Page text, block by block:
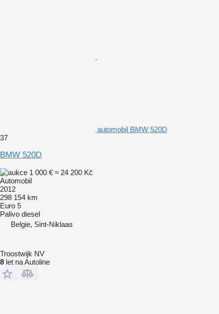
automobil BMW 520D
37
BMW 520D
1 000 € ≈ 24 200 Kč
Automobil
2012
298 154 km
Euro 5
Palivo diesel
Belgie, Sint-Niklaas
Troostwijk NV
8 let na Autoline